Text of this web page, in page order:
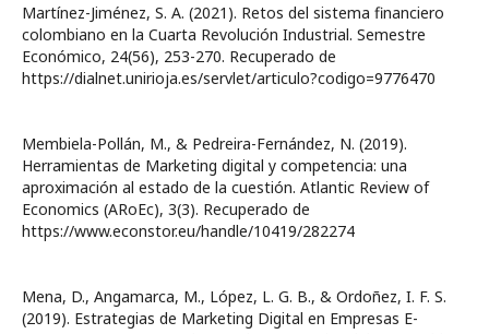
Martínez-Jiménez, S. A. (2021). Retos del sistema financiero
colombiano en la Cuarta Revolución Industrial. Semestre
Económico, 24(56), 253-270. Recuperado de
https://dialnet.unirioja.es/servlet/articulo?codigo=9776470
Membiela-Pollán, M., & Pedreira-Fernández, N. (2019).
Herramientas de Marketing digital y competencia: una
aproximación al estado de la cuestión. Atlantic Review of
Economics (ARoEc), 3(3). Recuperado de
https://www.econstor.eu/handle/10419/282274
Mena, D., Angamarca, M., López, L. G. B., & Ordoñez, I. F. S.
(2019). Estrategias de Marketing Digital en Empresas E-